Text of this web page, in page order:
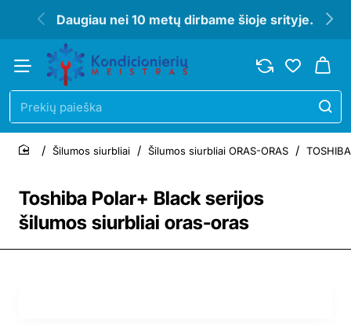
Daugiau nei 10 metų dirbame šioje srityje.
Prekių
paieška
Toshiba Polar+ Black serijos
šilumos siurbliai oras-oras
home
Šilumos siurbliai Šilumos siurbliai ORAS-ORAS